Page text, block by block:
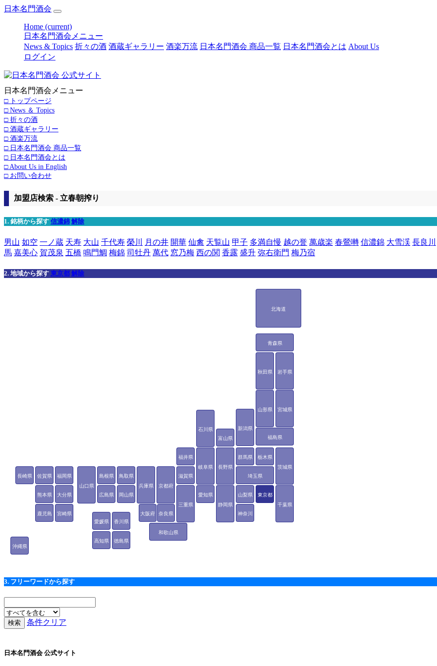
日本名門酒会
Home (current)
日本名門酒会メニュー
News & Topics 折々の酒 酒蔵ギャラリー 酒楽万流 日本名門酒会 商品一覧 日本名門酒会とは About Us
ログイン
日本名門酒会メニュー
□ トップページ
□ News ＆ Topics
□ 折々の酒
□ 酒蔵ギャラリー
□ 酒楽万流
□ 日本名門酒会 商品一覧
□ 日本名門酒会とは
□ About Us in English
□ お問い合わせ
加盟店検索 - 立春朝搾り
1. 銘柄から探す 信濃錦 解除
男山 如空 一ノ蔵 天寿 大山 千代寿 榮川 月の井 開華 仙禽 天覧山 甲子 多満自慢 越の誉 萬歳楽 春鶯囀 信濃錦 大雪渓 長良川
馬 嘉美心 賀茂泉 五橋 鳴門鯛 梅錦 司牡丹 萬代 窓乃梅 西の関 香露 盛升 弥右衛門 梅乃宿
2. 地域から探す 東京都 解除
北海道
青森県
岩手県
宮城県
秋田県
山形県
福島県
茨城県
栃木県
群馬県
埼玉県
千葉県
東京都
神奈川
新潟県
富山県
石川県
福井県
山梨県
長野県
岐阜県
静岡県
愛知県
三重県
滋賀県
京都府
大阪府
兵庫県
奈良県
和歌山県
鳥取県
島根県
岡山県
広島県
山口県
徳島県
香川県
愛媛県
高知県
福岡県
佐賀県
長崎県
熊本県 大分県
宮崎県
鹿児島
沖縄県
3. フリーワードから探す
条件クリア
日本名門酒会 公式サイト